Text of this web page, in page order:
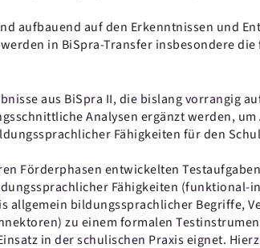
aufbauend auf den Erkenntnissen und
in BiSpra-Transfer insbesondere
aus BiSpra II, die bislang vorrangig
Analysen ergänzt werden, um
Fähigkeiten für den
Förderphasen entwickelten
Fähigkeiten (funktional-
allgemein bildungssprachlicher Begriffe,
zu einem formalen
in der schulischen Praxis eignet.